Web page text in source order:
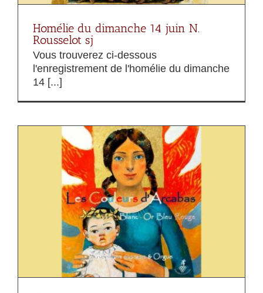
Homélie du dimanche 14 juin N.
Rousselot sj
Vous trouverez ci-dessous
l'enregistrement de l'homélie du dimanche
14 [...]